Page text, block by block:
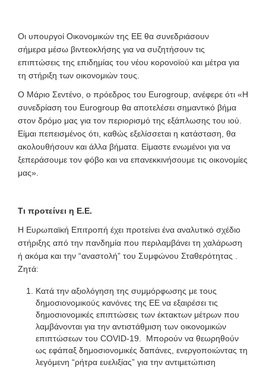
Οι υπουργοί Οικονομικών της ΕΕ θα συνεδριάσουν
σήμερα μέσω βιντεοκλήσης για να συζητήσουν τις
επιπτώσεις της επιδημίας του νέου κορονοϊού και μέτρα για
τη στήριξη των οικονομιών τους.
Ο Μάριο Σεντένο, ο πρόεδρος του Eurogroup, ανέφερε ότι «Η
συνεδρίαση του Eurogroup θα αποτελέσει σημαντικό βήμα
στον δρόμο μας για τον περιορισμό της εξάπλωσης του ιού.
Είμαι πεπεισμένος ότι, καθώς εξελίσσεται η κατάσταση, θα
ακολουθήσουν και άλλα βήματα. Είμαστε ενωμένοι για να
ξεπεράσουμε τον φόβο και να επανεκκινήσουμε τις οικονομίες
μας».
Τι προτείνει η Ε.Ε.
Η Ευρωπαϊκή Επιτροπή έχει προτείνει ένα αναλυτικό σχέδιο
στήριξης από την πανδημία που περιλαμβάνει τη χαλάρωση
ή ακόμα και την “αναστολή” του Συμφώνου Σταθερότητας .
Ζητά:
Κατά την αξιολόγηση της συμμόρφωσης με τους
δημοσιονομικούς κανόνες της ΕΕ να εξαιρέσει τις
δημοσιονομικές επιπτώσεις των έκτακτων μέτρων που
λαμβάνονται για την αντιστάθμιση των οικονομικών
επιπτώσεων του COVID-19. Μπορούν να θεωρηθούν
ως εφάπαξ δημοσιονομικές δαπάνες, ενεργοποιώντας τη
λεγόμενη “ρήτρα ευελιξίας” για την αντιμετώπιση